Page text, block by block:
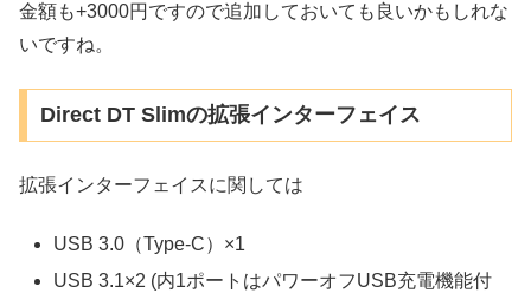
金額も+3000円ですので追加しておいても良いかもしれな
いですね。
Direct DT Slimの拡張インターフェイス
拡張インターフェイスに関しては
USB 3.0（Type-C）×1
USB 3.1×2 (内1ポートはパワーオフUSB充電機能付